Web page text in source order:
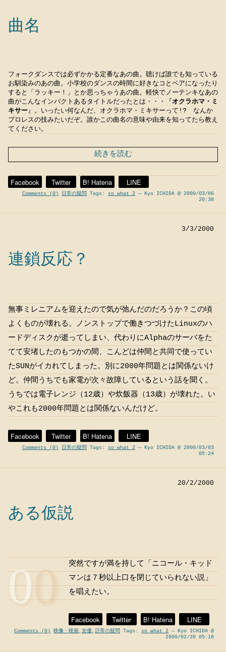
曲名
フォークダンスでは必ずかかる定番なあの曲。聴けば誰でも知っている
お馴染みのあの曲。小学校のダンスの時間に好きなコとペアになったり
すると「ラッキー！」とか思っちゃうあの曲。軽快でノーテンキなあの
曲がこんなインパクトあるタイトルだったとは・・・『 オクラホマ・ミ
キサー』。いったい何なんだ、オクラホマ・ミキサーって!? なんか
プロレスの技みたいだぞ。誰かこの曲名の意味や由来を知ってたら教え
てください。
続きを読む
Facebook Twitter B! Hatena LINE
Comments (0) 日常の疑問 Tags: so what 2 — Kyo ICHIDA @ 2000/03/06
20:38
3/3/2000
連鎖反応？
無事ミレニアムを迎えたので気が弛んだのだろうか？この頃
よくものが壊れる。ノンストップで働きつづけたLinuxのハ
ードディスクが逝ってしまい、代わりにAlphaのサーバをた
てて安堵したのもつかの間、こんどは仲間と共同で使ってい
たSUNがイカれてしまった。別に2000年問題とは関係ないけ
ど。仲間うちでも家電が次々故障しているという話を聞く。
うちでは電子レンジ（12歳）や炊飯器（13歳）が壊れた。い
やこれも2000年問題とは関係ないんだけど。
Facebook Twitter B! Hatena LINE
Comments (0) 日常の疑問 Tags: so what 2 — Kyo ICHIDA @ 2000/03/03
05:24
20/2/2000
ある仮説
00
突然ですが満を持して「ニコール・キッド
マンは７秒以上口を閉じていられない説」
を唱えたい。
Facebook Twitter B! Hatena LINE
Comments (0) 映像・映画 ,女優, 日常の疑問 Tags: so what 2 — Kyo ICHIDA @
2000/02/20 05:18